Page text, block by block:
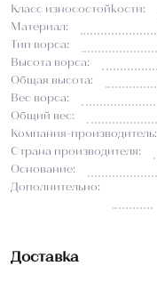
Класс износостойкости:
Материал:
Тип ворса:
Высота ворса:
Общая высота:
Вес ворса:
Общий вес:
Компания-производитель:
Страна производителя:
Основание:
Дополнительно:
Доставка